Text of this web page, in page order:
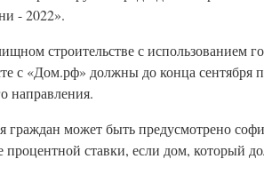
- 2022».
строительстве с
с «Дом.рф» должны до конца сентября
направления.
граждан может быть предусмотрено
процентной ставки, если дом, который